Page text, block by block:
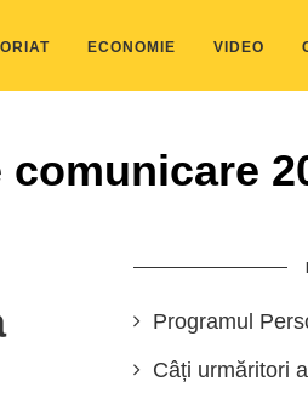
ECONOMIE VIDEO
Programul
Câți urmăritori